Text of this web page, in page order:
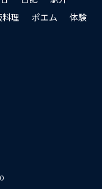
料理 ポエム
体験